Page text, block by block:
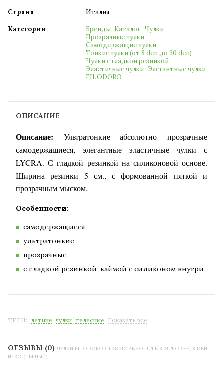
Страна
Италия
Категории
Бренды Каталог Чулки
Прозрачные чулки
Самодержащие чулки
Тонкие чулки (от 8 den до 30 den)
Чулки с гладкой резинкой
Эластичные чулки Элегантные чулки
FILODORO
ОПИСАНИЕ
Описание: Ультратонкие абсолютно прозрачные
самодержащиеся, элегантные эластичные чулки с
LYCRA. С гладкой резинкой на силиконовой основе.
Ширина резинки 5 см., с формованной пяткой и
прозрачным мыском.
Особенности:
самодержащиеся
ультратонкие
прозрачные
с гладкой резинкой-каймой с силиконом внутри
ТЕГИ: летние чулки телесные Показать все
ОТЗЫВЫ (0) ЧУЛКИ FILODORO CLASSIC ABSOLUTE 8 AUTO 2-S, 8 DEN,
NERO (ЧЕРНЫЙ)